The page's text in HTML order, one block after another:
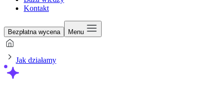
Kontakt
Bezpłatna wycena Menu
Jak działamy